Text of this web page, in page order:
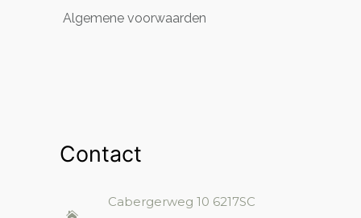
Algemene voorwaarden
Contact
Cabergerweg 10 6217SC